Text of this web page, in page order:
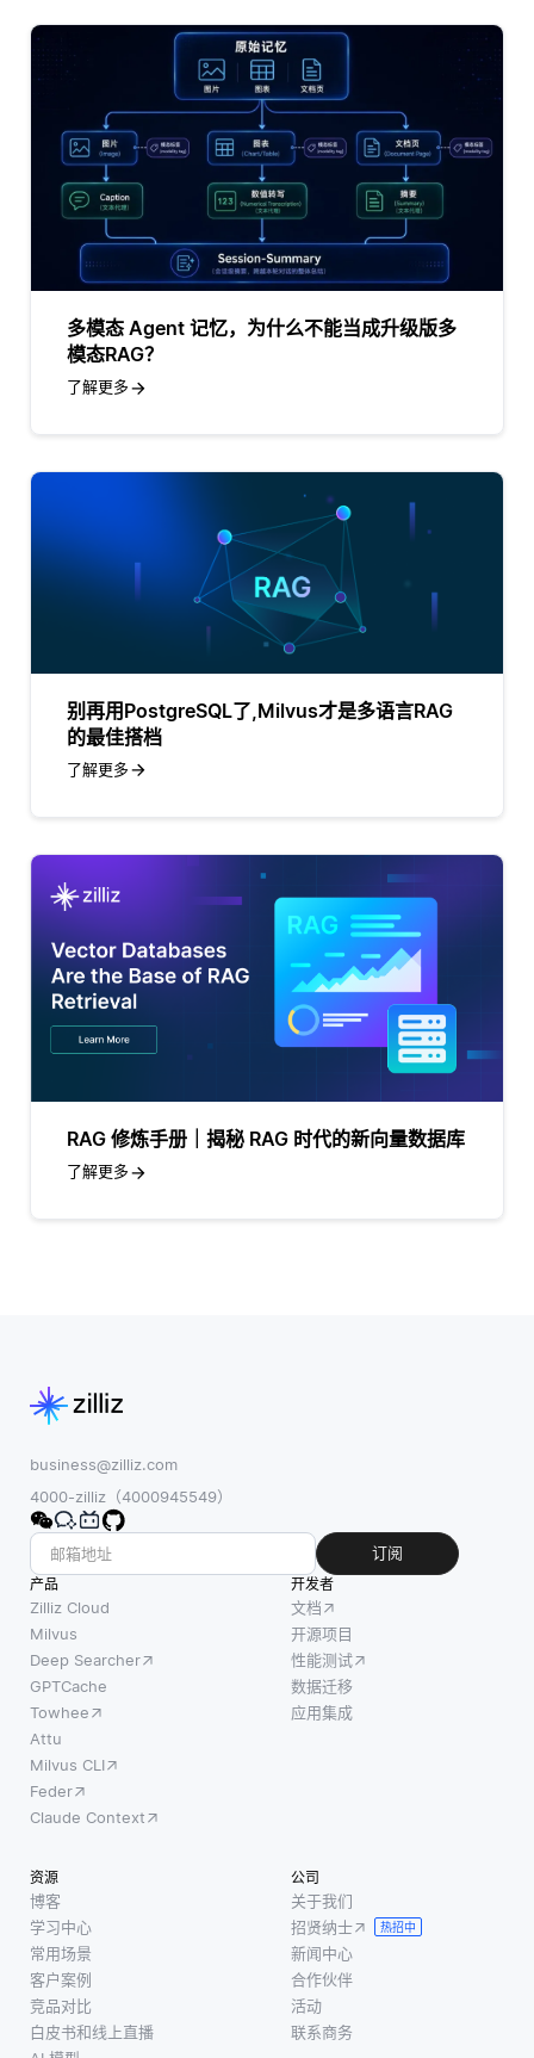
多模态 Agent 记忆，为什么不能当成升级版多
模态RAG？
了解更多
别再用PostgreSQL了,Milvus才是多语言RAG
的最佳搭档
了解更多
RAG 修炼手册｜揭秘 RAG 时代的新向量数据库
了解更多
business@zilliz.com
4000-zilliz（4000945549）
订阅
产品
Zilliz Cloud
Milvus
Deep Searcher
GPTCache
Towhee
Attu
Milvus CLI
Feder
Claude Context
开发者
文档
开源项目
性能测试
数据迁移
应用集成
资源
博客
学习中心
常用场景
客户案例
竞品对比
白皮书和线上直播
公司
关于我们
招贤纳士
热招中
新闻中心
合作伙伴
活动
联系商务